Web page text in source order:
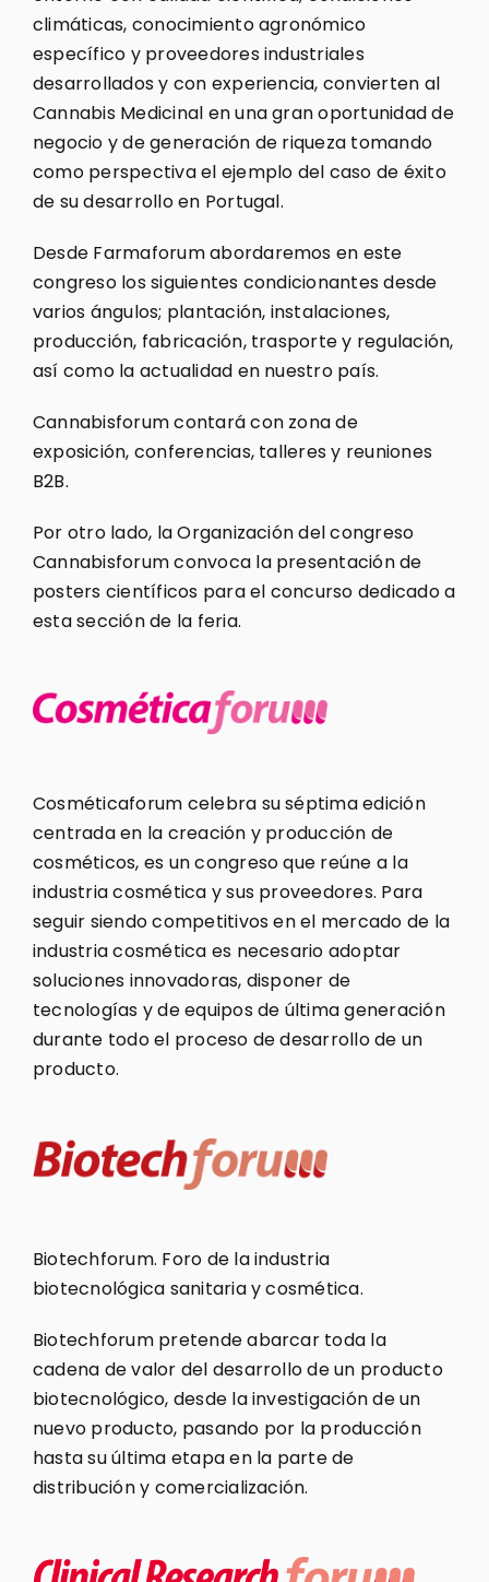
climáticas, conocimiento agronómico
específico y proveedores industriales
desarrollados y con experiencia, convierten al
Cannabis Medicinal en una gran oportunidad de
negocio y de generación de riqueza tomando
como perspectiva el ejemplo del caso de éxito
de su desarrollo en Portugal.
Desde Farmaforum abordaremos en este
congreso los siguientes condicionantes desde
varios ángulos; plantación, instalaciones,
producción, fabricación, trasporte y regulación,
así como la actualidad en nuestro país.
Cannabisforum contará con zona de
exposición, conferencias, talleres y reuniones
B2B.
Por otro lado, la Organización del congreso
Cannabisforum convoca la presentación de
posters científicos para el concurso dedicado a
esta sección de la feria.
Cosméticaforum celebra su séptima edición
centrada en la creación y producción de
cosméticos, es un congreso que reúne a la
industria cosmética y sus proveedores. Para
seguir siendo competitivos en el mercado de la
industria cosmética es necesario adoptar
soluciones innovadoras, disponer de
tecnologías y de equipos de última generación
durante todo el proceso de desarrollo de un
producto.
Biotechforum. Foro de la industria
biotecnológica sanitaria y cosmética.
Biotechforum pretende abarcar toda la
cadena de valor del desarrollo de un producto
biotecnológico, desde la investigación de un
nuevo producto, pasando por la producción
hasta su última etapa en la parte de
distribución y comercialización.